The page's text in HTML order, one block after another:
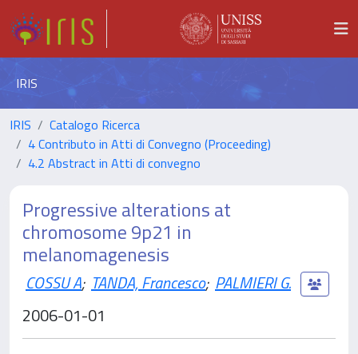
IRIS
IRIS
Catalogo Ricerca
4 Contributo in Atti di Convegno (Proceeding)
4.2 Abstract in Atti di convegno
Progressive alterations at
chromosome 9p21 in
melanomagenesis
COSSU A; TANDA, Francesco; PALMIERI G.
2006-01-01